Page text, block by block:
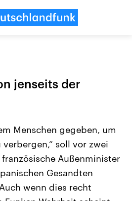
6.
USA
Hintergründe
Wirtschaftlich und
jenseits der
Menschen gegeben, um
verbergen,“ soll vor zwei
Außenminister
Gesandten
wenn dies recht